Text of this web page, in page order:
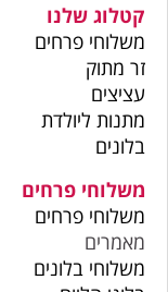
קטלוג שלנו
משלוחי פרחים
זר מתוק
עציצים
מתנות ליולדת
בלונים
משלוחי פרחים
משלוחי פרחים
מאמרים
משלוחי בלונים